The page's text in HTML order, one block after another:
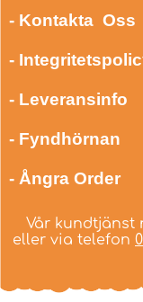
- Kontakta Oss
-
- Leveransinfo
- Fyndhörnan
- Ångra Order
Vår kundtjänst
eller via telefon